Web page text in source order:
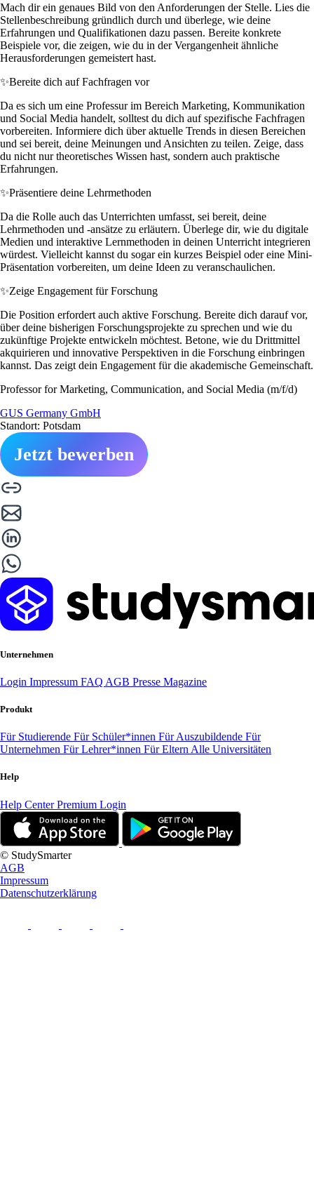
Mach dir ein genaues Bild von den Anforderungen der Stelle. Lies die
Stellenbeschreibung gründlich durch und überlege, wie deine
Erfahrungen und Qualifikationen dazu passen. Bereite konkrete
Beispiele vor, die zeigen, wie du in der Vergangenheit ähnliche
Herausforderungen gemeistert hast.
✨Bereite dich auf Fachfragen vor
Da es sich um eine Professur im Bereich Marketing, Kommunikation
und Social Media handelt, solltest du dich auf spezifische Fachfragen
vorbereiten. Informiere dich über aktuelle Trends in diesen Bereichen
und sei bereit, deine Meinungen und Ansichten zu teilen. Zeige, dass
du nicht nur theoretisches Wissen hast, sondern auch praktische
Erfahrungen.
✨Präsentiere deine Lehrmethoden
Da die Rolle auch das Unterrichten umfasst, sei bereit, deine
Lehrmethoden und -ansätze zu erläutern. Überlege dir, wie du digitale
Medien und interaktive Lernmethoden in deinen Unterricht integrieren
würdest. Vielleicht kannst du sogar ein kurzes Beispiel oder eine Mini-
Präsentation vorbereiten, um deine Ideen zu veranschaulichen.
✨Zeige Engagement für Forschung
Die Position erfordert auch aktive Forschung. Bereite dich darauf vor,
über deine bisherigen Forschungsprojekte zu sprechen und wie du
zukünftige Projekte entwickeln möchtest. Betone, wie du Drittmittel
akquirieren und innovative Perspektiven in die Forschung einbringen
kannst. Das zeigt dein Engagement für die akademische Gemeinschaft.
Professor for Marketing, Communication, and Social Media (m/f/d)
GUS Germany GmbH
Standort: Potsdam
Jetzt bewerben
Unternehmen
Login Impressum FAQ AGB Presse Magazine
Produkt
Für Studierende Für Schüler*innen Für Auszubildende Für
Unternehmen Für Lehrer*innen Für Eltern Alle Universitäten
Help
Help CenterPremium Login
© StudySmarter
AGB
Impressum
Datenschutzerklärung